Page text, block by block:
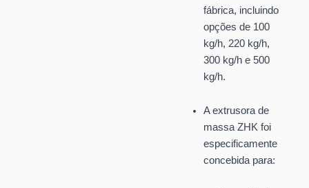
fábrica, incluindo
opções de 100
kg/h, 220 kg/h,
300 kg/h e 500
kg/h.
A extrusora de
massa ZHK foi
especificamente
concebida para: